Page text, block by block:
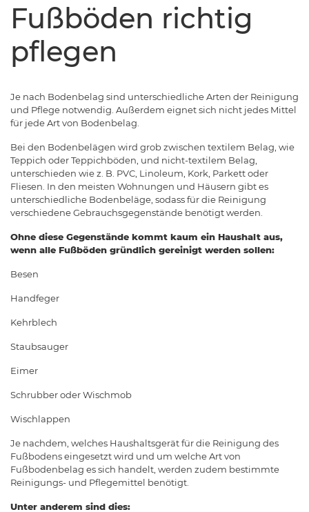
Fußböden richtig
pflegen
Je nach Bodenbelag sind unterschiedliche Arten der Reinigung
und Pflege notwendig. Außerdem eignet sich nicht jedes Mittel
für jede Art von Bodenbelag.
Bei den Bodenbelägen wird grob zwischen textilem Belag, wie
Teppich oder Teppichböden, und nicht-textilem Belag,
unterschieden wie z. B. PVC, Linoleum, Kork, Parkett oder
Fliesen. In den meisten Wohnungen und Häusern gibt es
unterschiedliche Bodenbeläge, sodass für die Reinigung
verschiedene Gebrauchsgegenstände benötigt werden.
Ohne diese Gegenstände kommt kaum ein Haushalt aus,
wenn alle Fußböden gründlich gereinigt werden sollen:
Besen
Handfeger
Kehrblech
Staubsauger
Eimer
Schrubber oder Wischmob
Wischlappen
Je nachdem, welches Haushaltsgerät für die Reinigung des
Fußbodens eingesetzt wird und um welche Art von
Fußbodenbelag es sich handelt, werden zudem bestimmte
Reinigungs- und Pflegemittel benötigt.
Unter anderem sind dies: